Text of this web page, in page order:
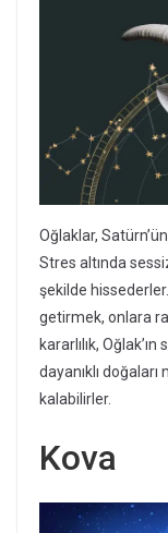
Oğlaklar,
Stres altında
şekilde
getirmek, onlara
kararlılık,
dayanıklı
kalabilirler.
Kova